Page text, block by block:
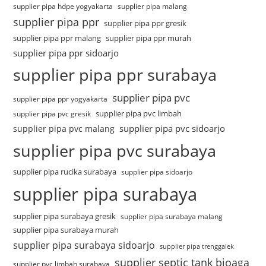
supplier pipa hdpe yogyakarta supplier pipa malang
supplier pipa ppr supplier pipa ppr gresik
supplier pipa ppr malang supplier pipa ppr murah
supplier pipa ppr sidoarjo
supplier pipa ppr surabaya
supplier pipa ppr yogyakarta supplier pipa pvc
supplier pipa pvc gresik supplier pipa pvc limbah
supplier pipa pvc malang supplier pipa pvc sidoarjo
supplier pipa pvc surabaya
supplier pipa rucika surabaya supplier pipa sidoarjo
supplier pipa surabaya
supplier pipa surabaya gresik supplier pipa surabaya malang
supplier pipa surabaya murah
supplier pipa surabaya sidoarjo supplier pipa trenggalek
supplier septic tank bioaga